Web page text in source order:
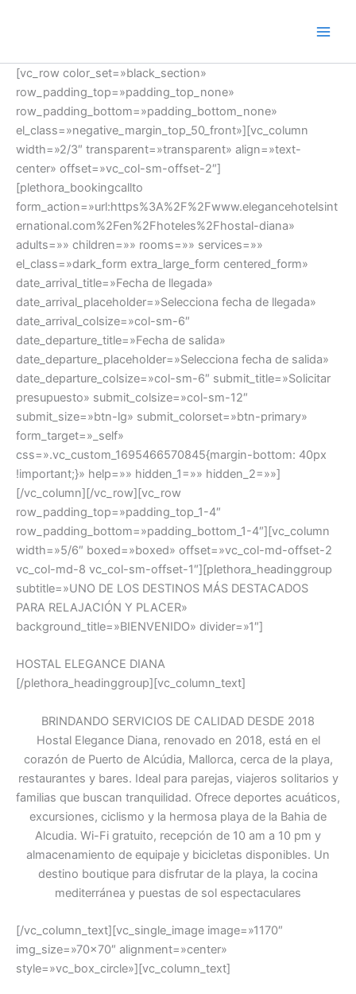
[vc_row color_set=»black_section»
row_padding_top=»padding_top_none»
row_padding_bottom=»padding_bottom_none»
el_class=»negative_margin_top_50_front»][vc_column
width=»2/3″ transparent=»transparent» align=»text-
center» offset=»vc_col-sm-offset-2″]
[plethora_bookingcallto
form_action=»url:https%3A%2F%2Fwww.elegancehotelsint
ernational.com%2Fen%2Fhoteles%2Fhostal-diana»
adults=»» children=»» rooms=»» services=»»
el_class=»dark_form extra_large_form centered_form»
date_arrival_title=»Fecha de llegada»
date_arrival_placeholder=»Selecciona fecha de llegada»
date_arrival_colsize=»col-sm-6″
date_departure_title=»Fecha de salida»
date_departure_placeholder=»Selecciona fecha de salida»
date_departure_colsize=»col-sm-6″ submit_title=»Solicitar
presupuesto» submit_colsize=»col-sm-12″
submit_size=»btn-lg» submit_colorset=»btn-primary»
form_target=»_self»
css=».vc_custom_1695466570845{margin-bottom: 40px
!important;}» help=»» hidden_1=»» hidden_2=»»]
[/vc_column][/vc_row][vc_row
row_padding_top=»padding_top_1-4″
row_padding_bottom=»padding_bottom_1-4″][vc_column
width=»5/6″ boxed=»boxed» offset=»vc_col-md-offset-2
vc_col-md-8 vc_col-sm-offset-1″][plethora_headinggroup
subtitle=»UNO DE LOS DESTINOS MÁS DESTACADOS
PARA RELAJACIÓN Y PLACER»
background_title=»BIENVENIDO» divider=»1″]
HOSTAL ELEGANCE DIANA
[/plethora_headinggroup][vc_column_text]
BRINDANDO SERVICIOS DE CALIDAD DESDE 2018
Hostal Elegance Diana, renovado en 2018, está en el
corazón de Puerto de Alcúdia, Mallorca, cerca de la playa,
restaurantes y bares. Ideal para parejas, viajeros solitarios y
familias que buscan tranquilidad. Ofrece deportes acuáticos,
excursiones, ciclismo y la hermosa playa de la Bahia de
Alcudia. Wi-Fi gratuito, recepción de 10 am a 10 pm y
almacenamiento de equipaje y bicicletas disponibles. Un
destino boutique para disfrutar de la playa, la cocina
mediterránea y puestas de sol espectaculares
[/vc_column_text][vc_single_image image=»1170″
img_size=»70×70″ alignment=»center»
style=»vc_box_circle»][vc_column_text]